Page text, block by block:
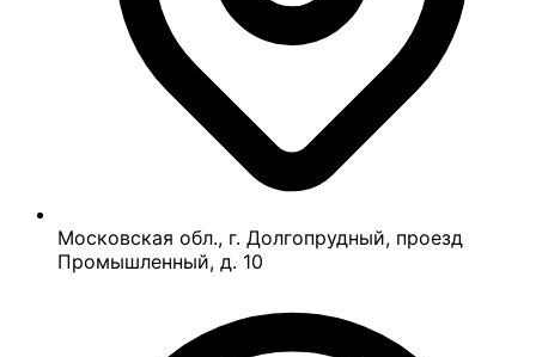
Московская обл., г. Долгопрудный, проезд
Промышленный, д. 10